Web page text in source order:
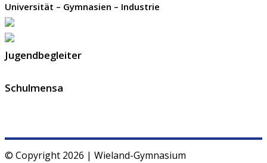
Universität – Gymnasien – Industrie
Jugendbegleiter
Schulmensa
© Copyright 2026 | Wieland-Gymnasium